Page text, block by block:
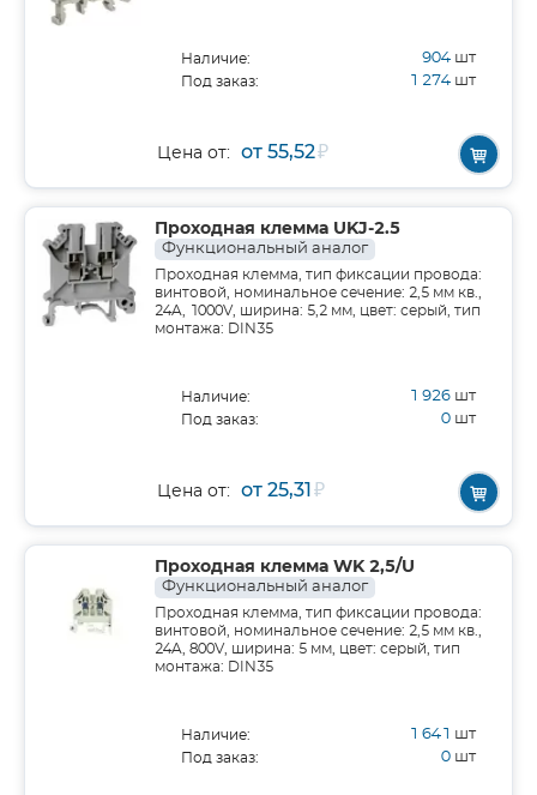
Наличие: 904 шт
Под заказ: 1 274 шт
Цена от: от 55,52₽
Проходная клемма UKJ-2.5
Функциональный аналог
Проходная клемма, тип фиксации провода:
винтовой, номинальное сечение: 2,5 мм кв.,
24A, 1000V, ширина: 5,2 мм, цвет: серый, тип
монтажа: DIN35
Наличие: 1 926 шт
Под заказ: 0 шт
Цена от: от 25,31₽
Проходная клемма WK 2,5/U
Функциональный аналог
Проходная клемма, тип фиксации провода:
винтовой, номинальное сечение: 2,5 мм кв.,
24A, 800V, ширина: 5 мм, цвет: серый, тип
монтажа: DIN35
Наличие: 1 641 шт
Под заказ: 0 шт